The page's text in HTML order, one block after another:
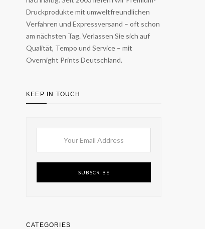
Druckprodukte mit umweltfreundlichen
Verfahren und Expressversand – oft schon
am nächsten Tag. Verlassen Sie sich auf
Qualität, Tempo und Service – mit
Overnight Prints Deutschland.
KEEP IN TOUCH
SUBSCRIBE
CATEGORIES